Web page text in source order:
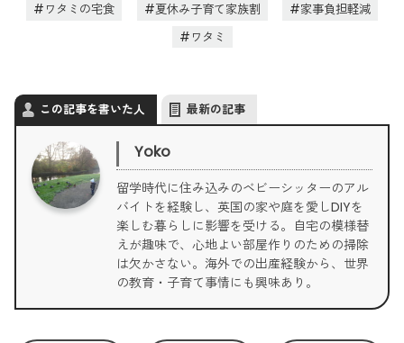
ワタミの宅食
夏休み子育て家族割
家事負担軽減
ワタミ
この記事を書いた人 最新の記事
Yoko
留学時代に住み込みのベビーシッターのアル
バイトを経験し、英国の家や庭を愛しDIYを
楽しむ暮らしに影響を受ける。自宅の模様替
えが趣味で、心地よい部屋作りのための掃除
は欠かさない。海外での出産経験から、世界
の教育・子育て事情にも興味あり。